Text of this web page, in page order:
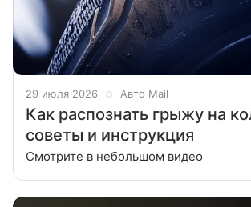
29 июля 2026 Авто Mail
Как распознать грыжу на
советы и инструкция
Смотрите в небольшом видео